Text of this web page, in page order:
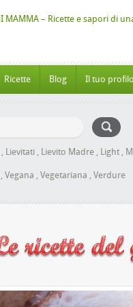
Ricette Blog Il tuo profilo
, Lievitati , Lievito Madre , Light ,
, Vegana , Vegetariana , Verdure